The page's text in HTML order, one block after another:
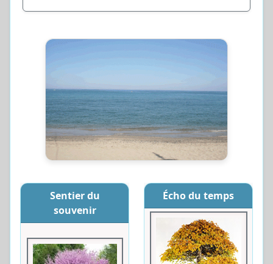
Sentier du
souvenir
Écho du temps